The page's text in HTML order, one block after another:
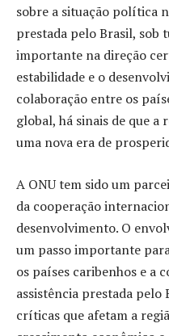
sobre a situação política
prestada pelo Brasil, sob
importante na direção
estabilidade e o
colaboração entre os
global, há sinais de que a
uma nova era de
A ONU tem sido um
da cooperação
desenvolvimento. O
um passo importante
os países caribenhos e a
assistência prestada pelo
críticas que afetam a